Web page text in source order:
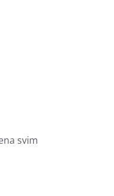
svim